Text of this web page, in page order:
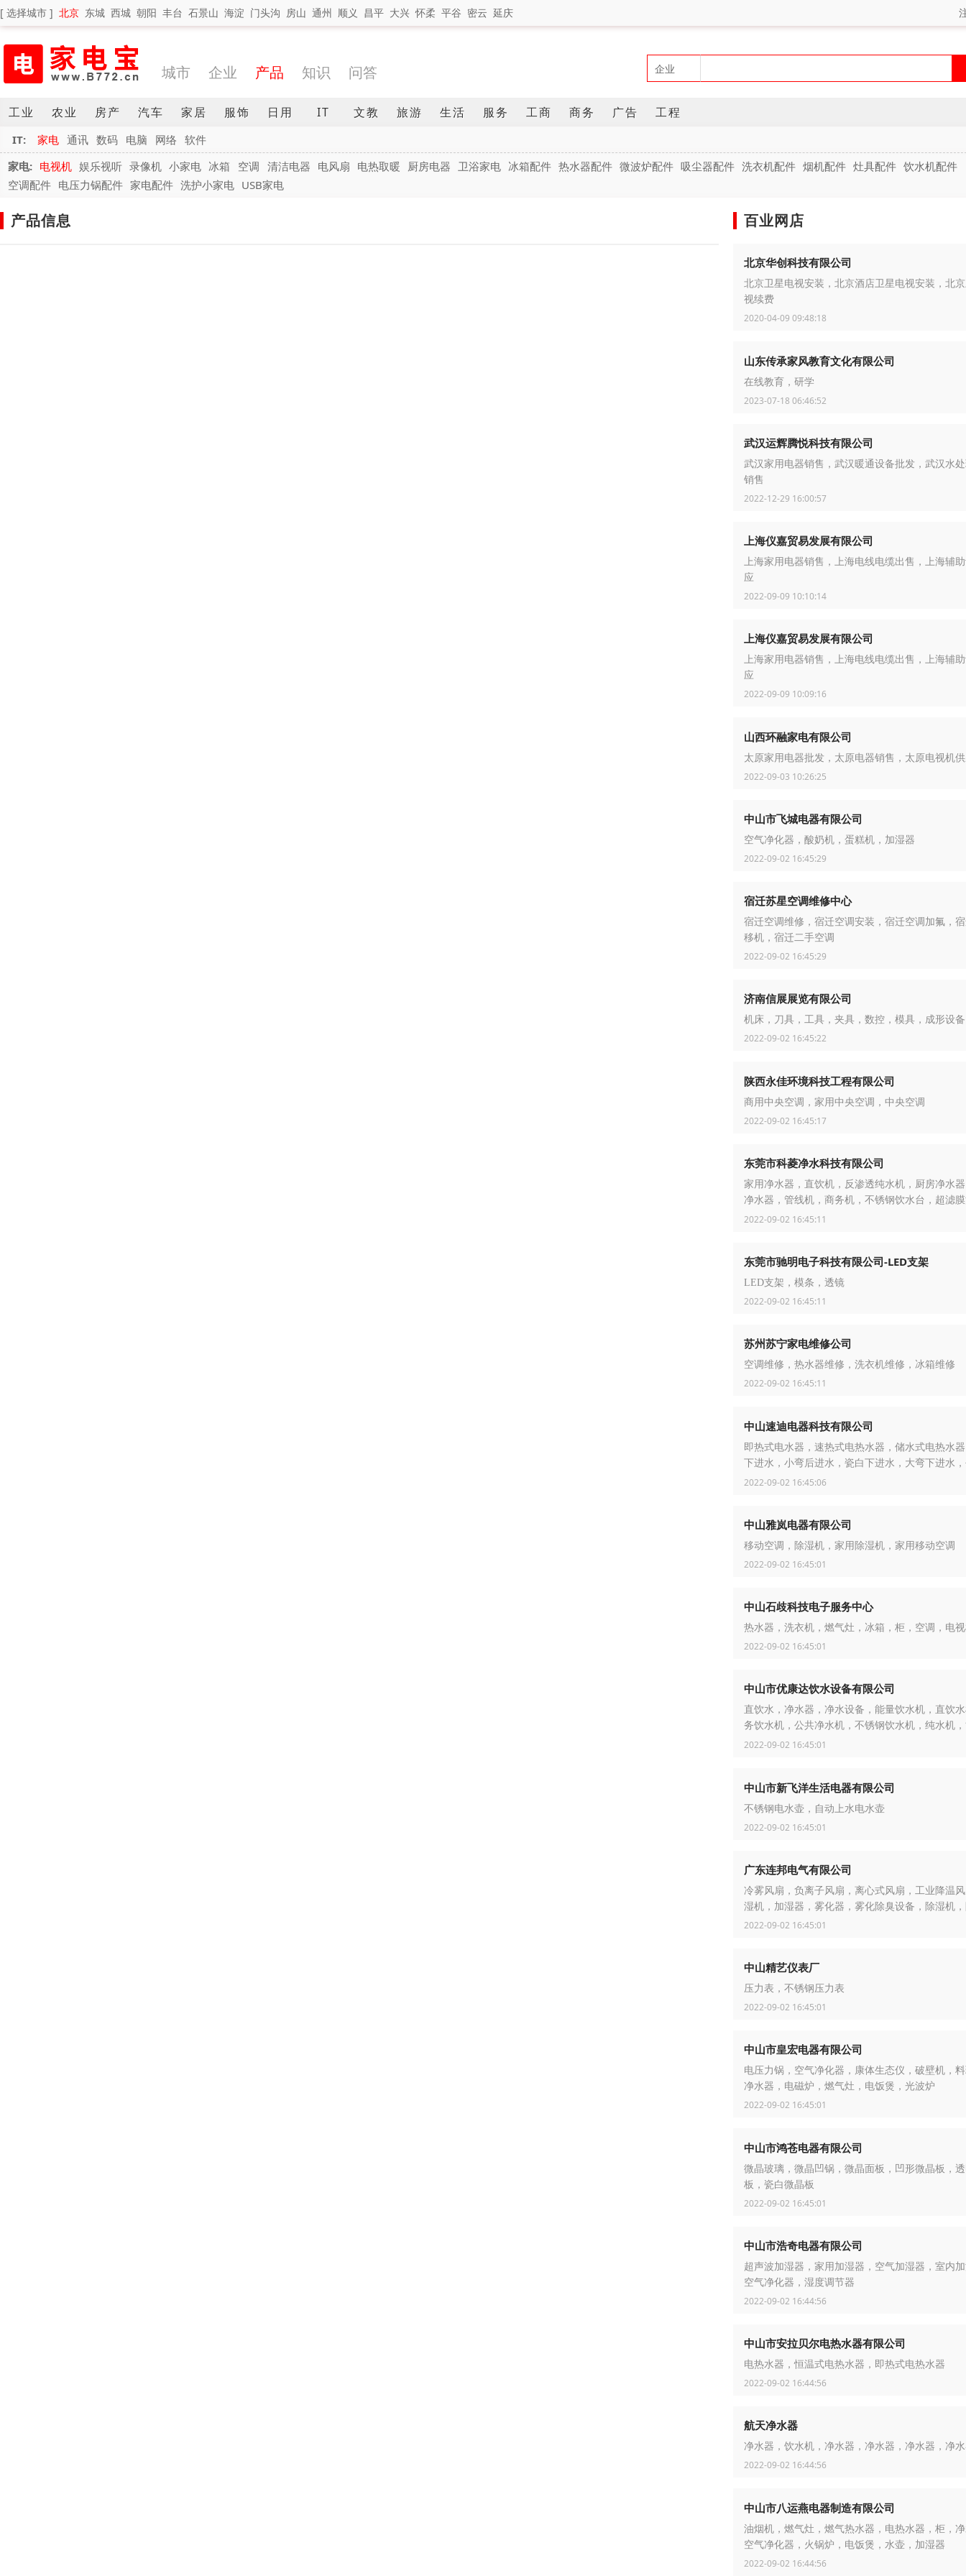
[ 选择城市 ] 北京 东城 西城 朝阳 丰台 石景山 海淀 门头沟 房山 通州 顺义 昌平 大兴 怀柔 平谷 密云 延庆
城市 企业 产品 知识 问答
工业 农业 房产 汽车 家居 服饰 日用 IT 文教 旅游 生活 服务 工商 商务 广告 工程
IT: 家电 通讯 数码 电脑 网络 软件
家电: 电视机 娱乐视听 录像机 小家电 冰箱 空调 清洁电器 电风扇 电热取暖 厨房电器 卫浴家电 冰箱配件 热水器配件 微波炉配件 吸尘器配件 洗衣机配件 烟机配件 灶具配件 饮水机配件
空调配件 电压力锅配件 家电配件 洗护小家电 USB家电
产品信息 百业网店
北京华创科技有限公司
北京卫星电视安装，北京酒店卫星电视安装，北
视续费
2020-04-09 09:48:18
山东传承家风教育文化有限公司
在线教育，研学
2023-07-18 06:46:52
武汉运辉腾悦科技有限公司
武汉家用电器销售，武汉暖通设备批发，武汉水
销售
2022-12-29 16:00:57
上海仪嘉贸易发展有限公司
上海家用电器销售，上海电线电缆出售，上海辅
应
2022-09-09 10:10:14
上海仪嘉贸易发展有限公司
上海家用电器销售，上海电线电缆出售，上海辅
应
2022-09-09 10:09:16
山西环融家电有限公司
太原家用电器批发，太原电器销售，太原电视机
2022-09-03 10:26:25
中山市飞城电器有限公司
空气净化器，酸奶机，蛋糕机，加湿器
2022-09-02 16:45:29
宿迁苏星空调维修中心
宿迁空调维修，宿迁空调安装，宿迁空调加氟，
移机，宿迁二手空调
2022-09-02 16:45:29
济南信展展览有限公司
机床，刀具，工具，夹具，数控，模具，成形设
2022-09-02 16:45:22
陕西永佳环境科技工程有限公司
商用中央空调，家用中央空调，中央空调
2022-09-02 16:45:17
东莞市科菱净水科技有限公司
家用净水器，直饮机，反渗透纯水机，厨房净水
净水器，管线机，商务机，不锈钢饮水台，超滤
颗粒碳，烧结碳，PP棉
2022-09-02 16:45:11
东莞市驰明电子科技有限公司-LED支架
LED支架，模条，透镜
2022-09-02 16:45:11
苏州苏宁家电维修公司
空调维修，热水器维修，洗衣机维修，冰箱维修
2022-09-02 16:45:11
中山速迪电器科技有限公司
即热式电水器，速热式电热水器，储水式电热水
下进水，小弯后进水，瓷白下进水，大弯下进水
进水，淋浴器
2022-09-02 16:45:06
中山雅岚电器有限公司
移动空调，除湿机，家用除湿机，家用移动空调
2022-09-02 16:45:01
中山石歧科技电子服务中心
热水器，洗衣机，燃气灶，冰箱，柜，空调，电
2022-09-02 16:45:01
中山市优康达饮水设备有限公司
直饮水，净水器，净水设备，能量饮水机，直饮
务饮水机，公共净水机，不锈钢饮水机，纯水机
水机，活化水机，厨房净水器
2022-09-02 16:45:01
中山市新飞洋生活电器有限公司
不锈钢电水壶，自动上水电水壶
2022-09-02 16:45:01
广东连邦电气有限公司
冷雾风扇，负离子风扇，离心式风扇，工业降温
湿机，加湿器，雾化器，雾化除臭设备，除湿机
2022-09-02 16:45:01
中山精艺仪表厂
压力表，不锈钢压力表
2022-09-02 16:45:01
中山市皇宏电器有限公司
电压力锅，空气净化器，康体生态仪，破壁机，
净水器，电磁炉，燃气灶，电饭煲，光波炉
2022-09-02 16:45:01
中山市鸿苍电器有限公司
微晶玻璃，微晶凹锅，微晶面板，凹形微晶板，
板，瓷白微晶板
2022-09-02 16:45:01
中山市浩奇电器有限公司
超声波加湿器，家用加湿器，空气加湿器，室内
空气净化器，湿度调节器
2022-09-02 16:44:56
中山市安拉贝尔电热水器有限公司
电热水器，恒温式电热水器，即热式电热水器
2022-09-02 16:44:56
航天净水器
净水器，饮水机，净水器，净水器，净水器，净
2022-09-02 16:44:56
中山市八运燕电器制造有限公司
油烟机，燃气灶，燃气热水器，电热水器，柜，
空气净化器，火锅炉，电饭煲，水壶，加湿器
2022-09-02 16:44:56